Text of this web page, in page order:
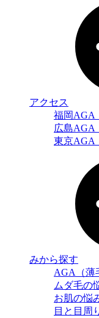
アクセス
福岡AGA
広島AGA
東京AGA
みから探す
AGA（薄
ムダ毛の
お肌の悩
目と目周